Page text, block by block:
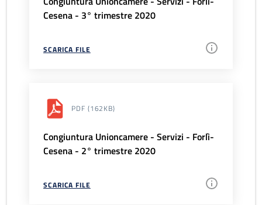
Cesena - 3° trimestre 2020
SCARICA FILE
PDF (162KB)
Congiuntura Unioncamere - Servizi - Forlì-
Cesena - 2° trimestre 2020
SCARICA FILE